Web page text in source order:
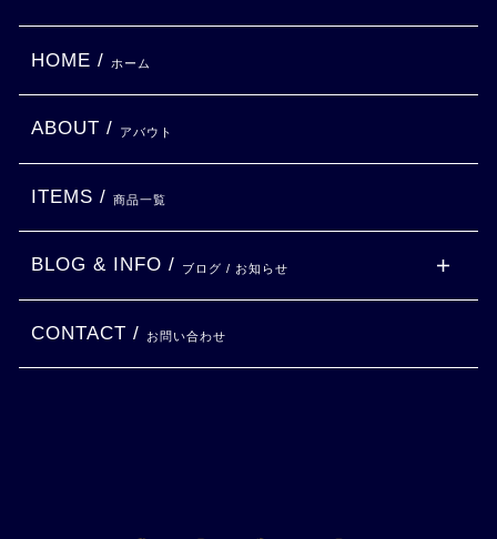
HOME / ホーム
ABOUT / アバウト
ITEMS / 商品一覧
BLOG & INFO / ブログ / お知らせ
CONTACT / お問い合わせ